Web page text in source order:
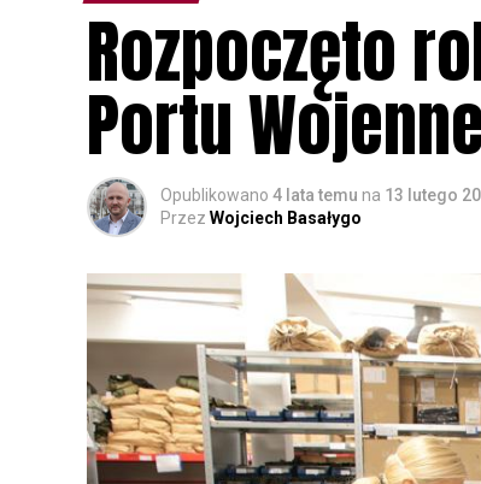
Rozpoczęto
Portu
Opublikowano 4 lata temu na 13 lutego
Przez Wojciech Basałygo